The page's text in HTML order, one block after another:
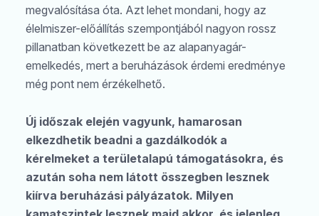
megvalósítása óta. Azt lehet mondani, hogy az
élelmiszer-előállítás szempontjából nagyon rossz
pillanatban következett be az alapanyagár-
emelkedés, mert a beruházások érdemi eredménye
még pont nem érzékelhető.
Új időszak elején vagyunk, hamarosan
elkezdhetik beadni a gazdálkodók a
kérelmeket a területalapú támogatásokra, és
azután soha nem látott összegben lesznek
kiírva beruházási pályázatok. Milyen